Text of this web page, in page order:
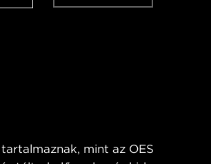
mint az OES